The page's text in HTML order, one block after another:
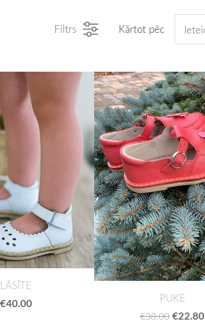
Filtrs Kārtot pēc
LĀSĪTE
€40.00
PUĶE
€38.00 €22.80